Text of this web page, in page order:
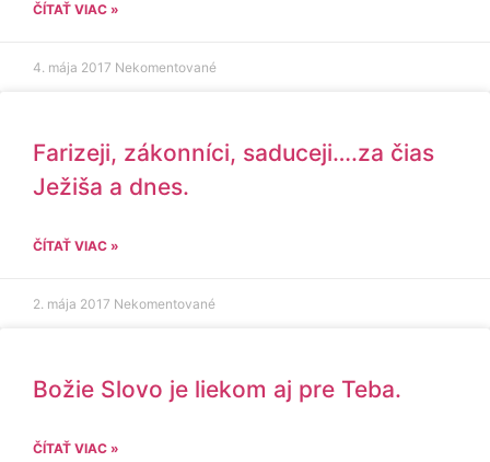
ČÍTAŤ VIAC »
4. mája 2017 Nekomentované
Farizeji, zákonníci, saduceji….za čias
Ježiša a dnes.
ČÍTAŤ VIAC »
2. mája 2017 Nekomentované
Božie Slovo je liekom aj pre Teba.
ČÍTAŤ VIAC »